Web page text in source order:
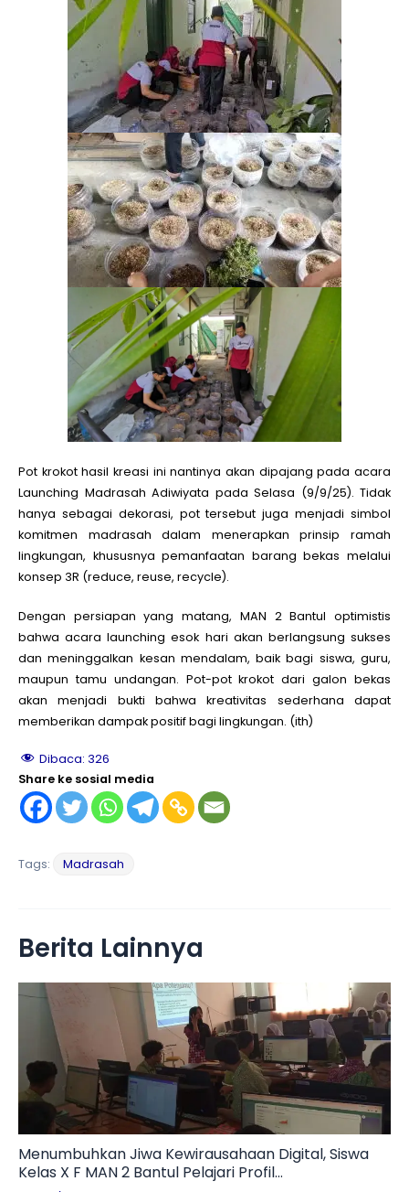
Pot krokot hasil kreasi ini nantinya akan dipajang pada acara
Launching Madrasah Adiwiyata pada Selasa (9/9/25). Tidak
hanya sebagai dekorasi, pot tersebut juga menjadi simbol
komitmen madrasah dalam menerapkan prinsip ramah
lingkungan, khususnya pemanfaatan barang bekas melalui
konsep 3R (reduce, reuse, recycle).
Dengan persiapan yang matang, MAN 2 Bantul optimistis
bahwa acara launching esok hari akan berlangsung sukses
dan meninggalkan kesan mendalam, baik bagi siswa, guru,
maupun tamu undangan. Pot-pot krokot dari galon bekas
akan menjadi bukti bahwa kreativitas sederhana dapat
memberikan dampak positif bagi lingkungan. (ith)
Dibaca: 326
Share ke sosial media
Tags: Madrasah
Berita Lainnya
Menumbuhkan Jiwa Kewirausahaan Digital, Siswa
Kelas X F MAN 2 Bantul Pelajari Profil